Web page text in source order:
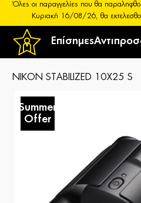
Επίσημες
Όλες οι παραγγελίες που θα
Κυριακή 16/08/26, θα
NIKON STABILIZED 10X25 S
Summer
Offer